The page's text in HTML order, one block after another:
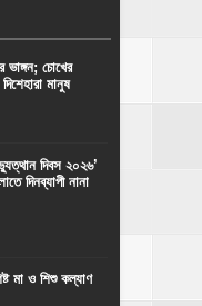
ভাঙ্গন; চোখের
মানুষ
দিবস ২০২৬’
দিনব্যাপী নানা
মা ও শিশু কল্যাণ